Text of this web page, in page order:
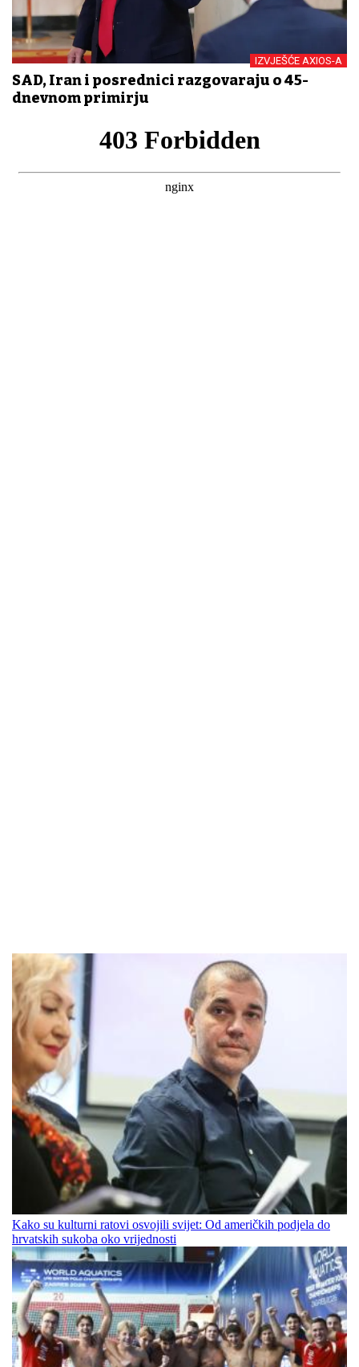
IZVJEŠĆE AXIOS-A
SAD, Iran i posrednici razgovaraju o 45-
dnevnom primirju
Kako su kulturni ratovi osvojili svijet: Od američkih podjela do
hrvatskih sukoba oko vrijednosti